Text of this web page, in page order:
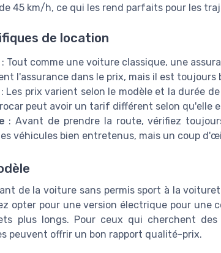
45 km/h, ce qui les rend parfaits pour les
de location
: Tout comme une voiture classique, une
l'assurance dans le prix, mais il est toujours
: Les prix varient selon le modèle et la durée
peut avoir un tarif différent selon qu'elle
: Avant de prendre la route, vérifiez
véhicules bien entretenus, mais un coup
de la voiture sans permis sport à la
opter pour une version électrique pour une
plus longs. Pour ceux qui cherchent
peuvent offrir un bon rapport qualité-prix.